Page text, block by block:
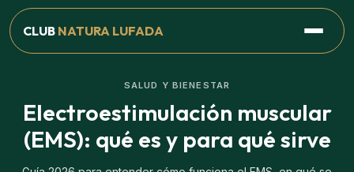
CLUB NATURA LUFADA
SALUD Y BIENESTAR
Electroestimulación muscular
(EMS): qué es y para qué sirve